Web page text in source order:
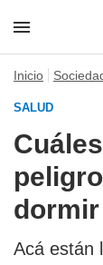
Inicio
SALUD
dormir
Acá están